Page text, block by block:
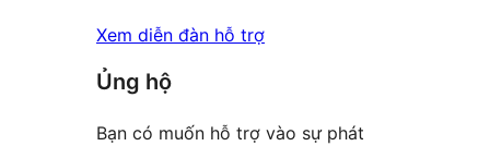
Xem diễn đàn hỗ trợ
Ủng hộ
Bạn có muốn hỗ trợ vào sự phát